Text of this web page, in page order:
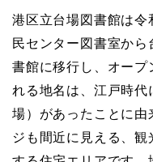
港区立台場図書館は
民センター図書室から
書館に移行し、オー
れる地名は、江戸時代
場）があったことに由
ジも間近に見える、観